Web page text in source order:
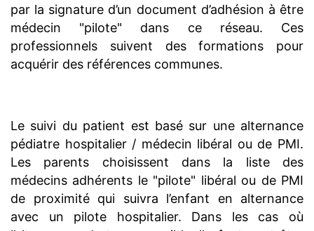
par la signature d’un document d’adhésion à être
médecin "pilote" dans ce réseau. Ces
professionnels suivent des formations pour
acquérir des références communes.
Le suivi du patient est basé sur une alternance
pédiatre hospitalier / médecin libéral ou de PMI.
Les parents choisissent dans la liste des
médecins adhérents le "pilote" libéral ou de PMI
de proximité qui suivra l’enfant en alternance
avec un pilote hospitalier. Dans les cas où